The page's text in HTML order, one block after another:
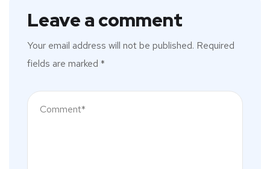
Leave a comment
Your email address will not be published. Required
fields are marked *